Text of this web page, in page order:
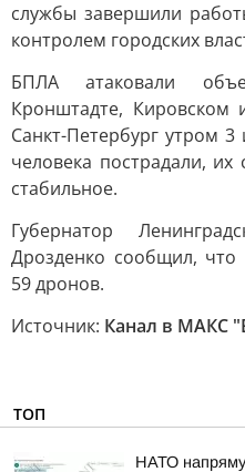
службы завершили
контролем городских
БПЛА атаковали
Кронштадте, Кировском
Санкт-Петербург утром
человека пострадали, их
стабильное.
Губернатор
Дрозденко сообщил,
59 дронов.
Источник: Канал в МАКС
ТОП
НАТО